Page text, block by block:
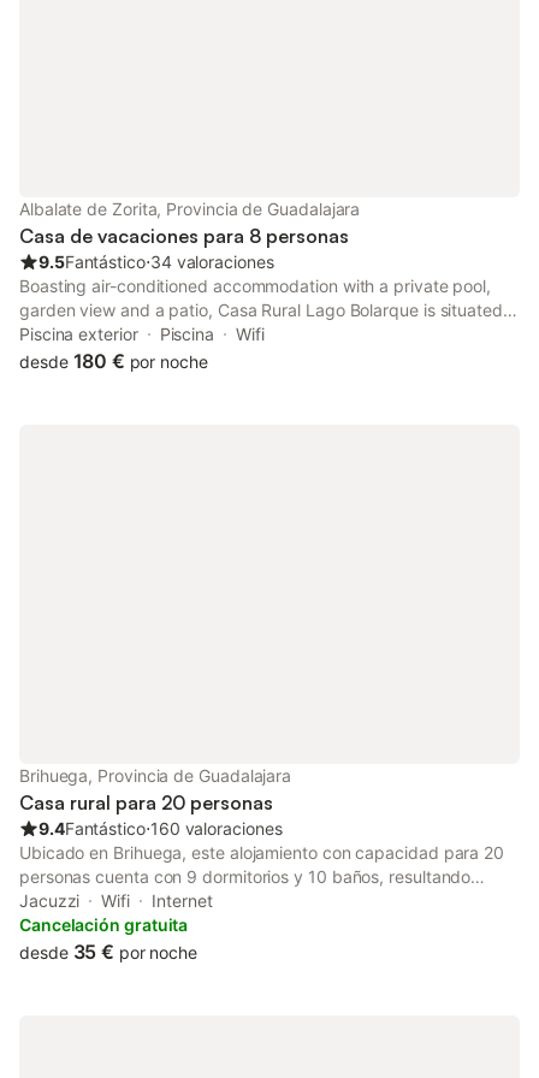
Albalate de Zorita, Provincia de Guadalajara
Casa de vacaciones para 8 personas
9.5Fantástico⋅34 valoraciones
Boasting air-conditioned accommodation with a private pool,
garden view and a patio, Casa Rural Lago Bolarque is situated
in Albalate de Zorita. This property offers access to a balcony,
table tennis, free private parking and free WiFi.
Piscina exterior Piscina
Wifi
desde 180 € por noche
Brihuega, Provincia de Guadalajara
Casa rural para 20 personas
9.4Fantástico⋅160 valoraciones
Ubicado en Brihuega, este alojamiento con capacidad para 20
personas cuenta con 9 dormitorios y 10 baños, resultando
adecuado para grupos grandes o familias. La propiedad ofrece
una combinación de espacios privados y compartidos,
incluyendo una cocina común y una sala de estar con zona de
Jacuzzi Wifi
Internet
Cancelación gratuita
desde 35 € por noche